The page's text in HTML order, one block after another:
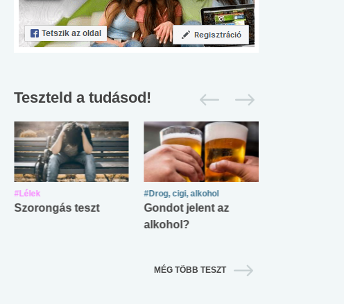
Teszteld a tudásod!
#Lélek
Szorongás teszt
#Drog, cigi, alkohol
Gondot jelent az
alkohol?
MÉG TÖBB TESZT